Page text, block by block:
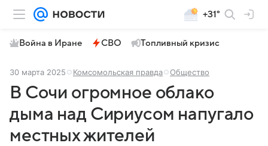
+31°
Война в Иране СВО Топливный кризис
30 марта 2025 Комсомольская правда Общество
В Сочи огромное облако
дыма над Сириусом напугало
местных жителей